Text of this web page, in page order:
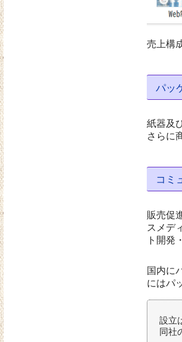
売上構
パッ
紙器及
さらに
コミ
販売促
スメデ
ト開発
国内に
にはパ
設立
同社